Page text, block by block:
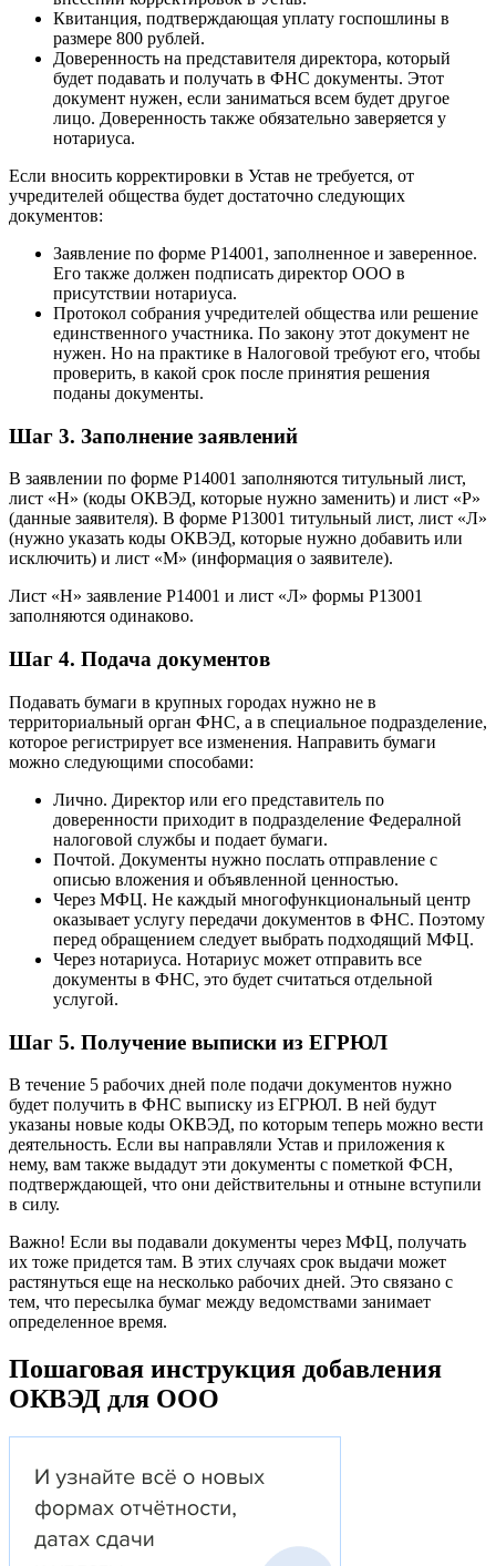
Квитанция, подтверждающая уплату госпошлины в
размере 800 рублей.
Доверенность на представителя директора, который
будет подавать и получать в ФНС документы. Этот
документ нужен, если заниматься всем будет другое
лицо. Доверенность также обязательно заверяется у
нотариуса.
Если вносить корректировки в Устав не требуется, от
учредителей общества будет достаточно следующих
документов:
Заявление по форме Р14001, заполненное и заверенное.
Его также должен подписать директор ООО в
присутствии нотариуса.
Протокол собрания учредителей общества или решение
единственного участника. По закону этот документ не
нужен. Но на практике в Налоговой требуют его, чтобы
проверить, в какой срок после принятия решения
поданы документы.
Шаг 3. Заполнение заявлений
В заявлении по форме Р14001 заполняются титульный лист,
лист «Н» (коды ОКВЭД, которые нужно заменить) и лист «Р»
(данные заявителя). В форме Р13001 титульный лист, лист «Л»
(нужно указать коды ОКВЭД, которые нужно добавить или
исключить) и лист «М» (информация о заявителе).
Лист «Н» заявление Р14001 и лист «Л» формы Р13001
заполняются одинаково.
Шаг 4. Подача документов
Подавать бумаги в крупных городах нужно не в
территориальный орган ФНС, а в специальное подразделение,
которое регистрирует все изменения. Направить бумаги
можно следующими способами:
Лично. Директор или его представитель по
доверенности приходит в подразделение Федералной
налоговой службы и подает бумаги.
Почтой. Документы нужно послать отправление с
описью вложения и объявленной ценностью.
Через МФЦ. Не каждый многофункциональный центр
оказывает услугу передачи документов в ФНС. Поэтому
перед обращением следует выбрать подходящий МФЦ.
Через нотариуса. Нотариус может отправить все
документы в ФНС, это будет считаться отдельной
услугой.
Шаг 5. Получение выписки из ЕГРЮЛ
В течение 5 рабочих дней поле подачи документов нужно
будет получить в ФНС выписку из ЕГРЮЛ. В ней будут
указаны новые коды ОКВЭД, по которым теперь можно вести
деятельность. Если вы направляли Устав и приложения к
нему, вам также выдадут эти документы с пометкой ФСН,
подтверждающей, что они действительны и отныне вступили
в силу.
Важно! Если вы подавали документы через МФЦ, получать
их тоже придется там. В этих случаях срок выдачи может
растянуться еще на несколько рабочих дней. Это связано с
тем, что пересылка бумаг между ведомствами занимает
определенное время.
Пошаговая инструкция добавления
ОКВЭД для ООО